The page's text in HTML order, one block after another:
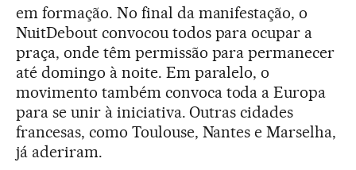
em formação. No final da manifestação, o
NuitDebout convocou todos para ocupar a
praça, onde têm permissão para permanecer
até domingo à noite. Em paralelo, o
movimento também convoca toda a Europa
para se unir à iniciativa. Outras cidades
francesas, como Toulouse, Nantes e Marselha,
já aderiram.